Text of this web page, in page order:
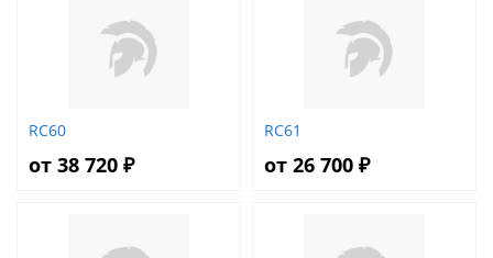
RC60
от 38 720 ₽
RC61
от 26 700 ₽